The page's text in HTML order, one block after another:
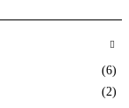
(6)
(2)